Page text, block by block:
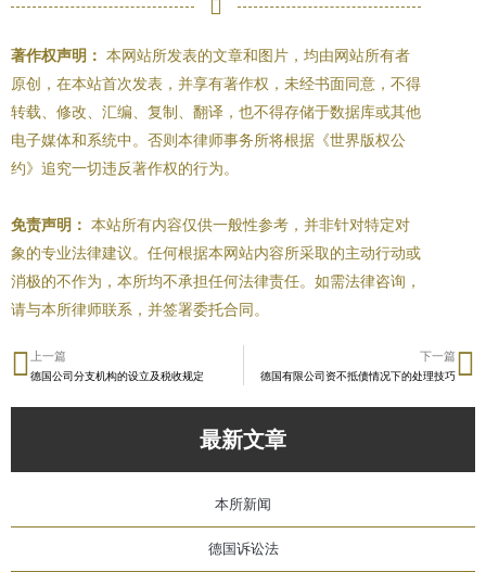
著作权声明： 本网站所发表的文章和图片，均由网站所有者
原创，在本站首次发表，并享有著作权，未经书面同意，不得
转载、修改、汇编、复制、翻译，也不得存储于数据库或其他
电子媒体和系统中。否则本律师事务所将根据《世界版权公
约》追究一切违反著作权的行为。
免责声明： 本站所有内容仅供一般性参考，并非针对特定对
象的专业法律建议。任何根据本网站内容所采取的主动行动或
消极的不作为，本所均不承担任何法律责任。如需法律咨询，
请与本所律师联系，并签署委托合同。
Prev
上一篇
德国公司分支机构的设立及税收规定
下一篇
德国有限公司资不抵债情况下的处理技巧
最新文章
本所新闻
德国诉讼法